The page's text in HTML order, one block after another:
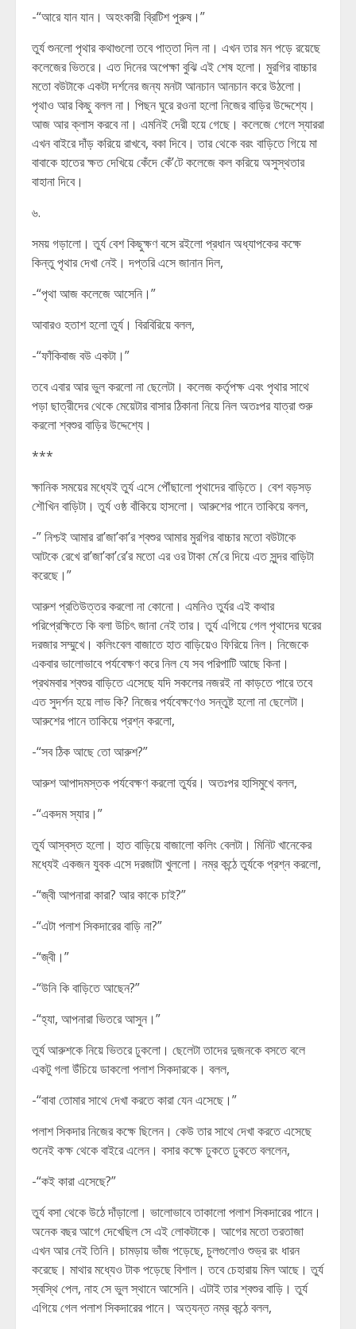
-“আরে যান যান। অহংকারী ব্রিটিশ পুরুষ।”
তুর্য শুনলো পৃথার কথাগুলো তবে পাত্তা দিল না। এখন তার মন পড়ে রয়েছে
কলেজের ভিতরে। এত দিনের অপেক্ষা বুঝি এই শেষ হলো। মুরগির বাচ্চার
মতো বউটাকে একটা দর্শনের জন্য মনটা আনচান আনচান করে উঠলো।
পৃথাও আর কিছু বলল না। পিছন ঘুরে রওনা হলো নিজের বাড়ির উদ্দেশ্যে।
আজ আর ক্লাস করবে না। এমনিই দেরী হয়ে গেছে। কলেজে গেলে স্যাররা
এখন বাইরে দাঁড় করিয়ে রাখবে, বকা দিবে। তার থেকে বরং বাড়িতে গিয়ে মা
বাবাকে হাতের ক্ষত দেখিয়ে কেঁদে কেঁ’টে কলেজে কল করিয়ে অসুস্থতার
বাহানা দিবে।
৬.
সময় গড়ালো। তুর্য বেশ কিছুক্ষণ বসে রইলো প্রধান অধ্যাপকের কক্ষে
কিন্তু পৃথার দেখা নেই। দপ্তরি এসে জানান দিল,
-“পৃথা আজ কলেজে আসেনি।”
আবারও হতাশ হলো তুর্য। বিরবিরিয়ে বলল,
-“ফাঁকিবাজ বউ একটা।”
তবে এবার আর ভুল করলো না ছেলেটা। কলেজ কর্তৃপক্ষ এবং পৃথার সাথে
পড়া ছাত্রীদের থেকে মেয়েটার বাসার ঠিকানা নিয়ে নিল অতঃপর যাত্রা শুরু
করলো শ্বশুর বাড়ির উদ্দেশ্যে।
***
ক্ষানিক সময়ের মধ্যেই তুর্য এসে পৌঁছালো পৃথাদের বাড়িতে। বেশ বড়সড়
শৌখিন বাড়িটা। তুর্য ওষ্ঠ বাঁকিয়ে হাসলো। আরুশের পানে তাকিয়ে বলল,
-” নিশ্চই আমার রা’জা’কা’র শ্বশুর আমার মুরগির বাচ্চার মতো বউটাকে
আটকে রেখে রা’জা’কা’রে’র মতো এর ওর টাকা মে’রে দিয়ে এত সুন্দর বাড়িটা
করেছে।”
আরুশ প্রতিউত্তর করলো না কোনো। এমনিও তুর্যর এই কথার
পরিপ্রেক্ষিতে কি বলা উচিৎ জানা নেই তার। তুর্য এগিয়ে গেল পৃথাদের ঘরের
দরজার সম্মুখে। কলিংবেল বাজাতে হাত বাড়িয়েও ফিরিয়ে নিল। নিজেকে
একবার ভালোভাবে পর্যবেক্ষণ করে নিল যে সব পরিপাটি আছে কিনা।
প্রথমবার শ্বশুর বাড়িতে এসেছে যদি সকলের নজরই না কাড়তে পারে তবে
এত সুদর্শন হয়ে লাভ কি? নিজের পর্যবেক্ষণেও সন্তুষ্ট হলো না ছেলেটা।
আরুশের পানে তাকিয়ে প্রশ্ন করলো,
-“সব ঠিক আছে তো আরুশ?”
আরুশ আপাদমস্তক পর্যবেক্ষণ করলো তুর্যর। অতঃপর হাসিমুখে বলল,
-“একদম স্যার।”
তুর্য আস্বস্ত হলো। হাত বাড়িয়ে বাজালো কলিং বেলটা। মিনিট খানেকের
মধ্যেই একজন যুবক এসে দরজাটা খুললো। নম্র কন্ঠে তুর্যকে প্রশ্ন করলো,
-“জ্বী আপনারা কারা? আর কাকে চাই?”
-“এটা পলাশ সিকদারের বাড়ি না?”
-“জ্বী।”
-“উনি কি বাড়িতে আছেন?”
-“হ্যা, আপনারা ভিতরে আসুন।”
তুর্য আরুশকে নিয়ে ভিতরে ঢুকলো। ছেলেটা তাদের দুজনকে বসতে বলে
একটু গলা উঁচিয়ে ডাকলো পলাশ সিকদারকে। বলল,
-“বাবা তোমার সাথে দেখা করতে কারা যেন এসেছে।”
পলাশ সিকদার নিজের কক্ষে ছিলেন। কেউ তার সাথে দেখা করতে এসেছে
শুনেই কক্ষ থেকে বাইরে এলেন। বসার কক্ষে ঢুকতে ঢুকতে বললেন,
-“কই কারা এসেছে?”
তুর্য বসা থেকে উঠে দাঁড়ালো। ভালোভাবে তাকালো পলাশ সিকদারের পানে।
অনেক বছর আগে দেখেছিল সে এই লোকটাকে। আগের মতো তরতাজা
এখন আর নেই তিনি। চামড়ায় ভাঁজ পড়েছে, চুলগুলোও শুভ্র রং ধারন
করেছে। মাথার মধ্যেও টাক পড়েছে বিশাল। তবে চেহারায় মিল আছে। তুর্য
স্বস্থি পেল, নাহ সে ভুল স্থানে আসেনি। এটাই তার শ্বশুর বাড়ি। তুর্য
এগিয়ে গেল পলাশ সিকদারের পানে। অত্যন্ত নম্র কন্ঠে বলল,